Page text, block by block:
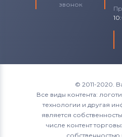
звонок
© 2011-2020.
Все виды контента:
технологии и другая
является
числе контент
собственностью